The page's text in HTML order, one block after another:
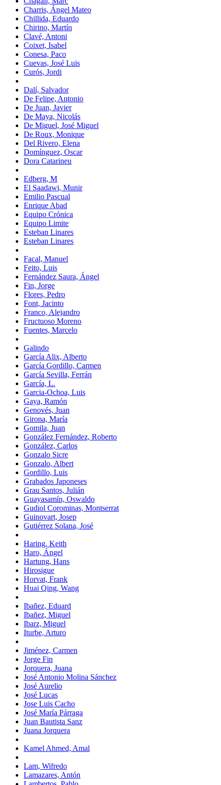
Charris, Ángel Mateo
Chillida, Eduardo
Chirino, Martín
Clavé, Antoni
Coixet, Isabel
Conesa, Paco
Cuevas, José Luis
Curós, Jordi
Dalí, Salvador
De Felipe, Antonio
De Juan, Javier
De Maya, Nicolás
De Miguel, José Miguel
De Roux, Monique
Del Rivero, Elena
Domínguez, Oscar
Dora Catarineu
Edberg, M
El Saadawi, Munir
Emilio Pascual
Enrique Abad
Equipo Crónica
Equipo Limite
Esteban Linares
Esteban Linares
Facal, Manuel
Feito, Luis
Fernández Saura, Ángel
Fin, Jorge
Flores, Pedro
Font, Jacinto
Franco, Alejandro
Fructuoso Moreno
Fuentes, Marcelo
Galindo
García Alix, Alberto
García Gordillo, Carmen
García Sevilla, Ferrán
García, L.
Garcia-Ochoa, Luis
Gaya, Ramón
Genovés, Juan
Girona, María
Gomila, Juan
González Fernández, Roberto
González, Carlos
Gonzalo Sicre
Gonzalo, Albert
Gordillo, Luis
Grabados Japoneses
Grau Santos, Julián
Guayasamín, Oswaldo
Gudiol Corominas, Montserrat
Guinovart, Josep
Gutiérrez Solana, José
Haring, Keith
Haro, Ángel
Hartung, Hans
Hirosigue
Horvat, Frank
Huai Qing, Wang
Ibañez, Eduard
Ibañez, Miguel
Ibarz, Miguel
Iturbe, Arturo
Jiménez, Carmen
Jorge Fin
Jorquera, Juana
José Antonio Molina Sánchez
José Aurelio
José Lucas
Jose Luis Cacho
José María Párraga
Juan Bautista Sanz
Juana Jorquera
Kamel Ahmed, Amal
Lam, Wifredo
Lamazares, Antón